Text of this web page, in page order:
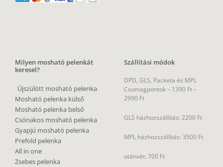
Milyen mosható pelenkát
keresel?
Újszülött mosható pelenka
Mosható pelenka külső
Mosható pelenka belső
Csónakos mosható pelenka
Gyapjú mosható pelenka
Prefold pelenka
All in one
Zsebes pelenka
Szállítási módok
DPD, GLS, Packeta és MPL
Csomagpontok – 1390 Ft –
2990 Ft
GLS házhozszállítás: 2200 Ft
MPL házhozszállítás: 3500 Ft
utánvét: 700 Ft